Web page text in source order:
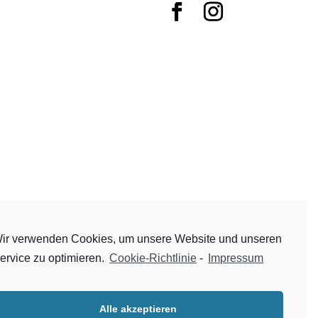
verwenden Cookies, um unsere Website und unseren
zu optimieren. Cookie-Richtlinie - Impressum
Alle akzeptieren